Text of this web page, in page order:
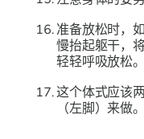
准备放松时，
慢抬起躯干，
轻轻呼吸放松
这个体式应该
（左脚）来做